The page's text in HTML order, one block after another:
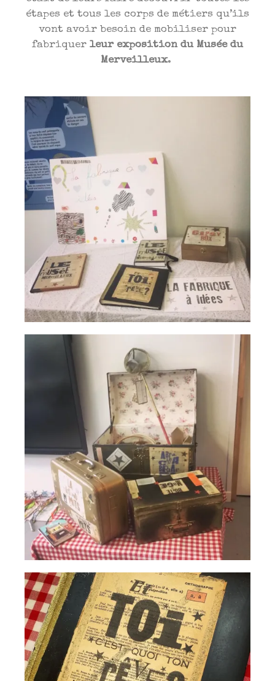
étapes et tous les corps de métiers qu’ils
vont avoir besoin de mobiliser pour
fabriquer leur exposition du Musée du
Merveilleux.